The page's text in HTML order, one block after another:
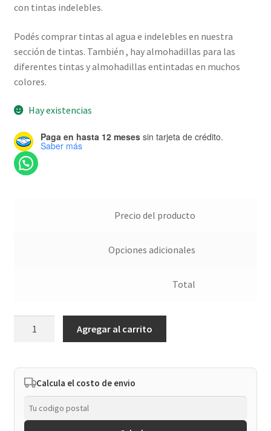
con tintas indelebles.
Podés comprar tintas al agua e indelebles en nuestra
sección de tintas. También , hay almohadillas para las
diferentes tintas y almohadillas entintadas en muchos
colores.
Hay existencias
Paga en hasta 12 mesessin tarjeta de crédito.
Saber más
Precio del producto
Opciones adicionales
Total
cantidad
Agregar al carrito
Calcula el costo de envio